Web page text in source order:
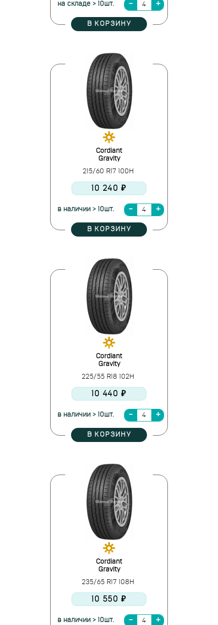
на складе > 10шт.
В КОРЗИНУ
Cordiant
Gravity
215/60 R17 100H
10 240 ₽
в наличии > 10шт.
В КОРЗИНУ
Cordiant
Gravity
225/55 R18 102H
10 440 ₽
в наличии > 10шт.
В КОРЗИНУ
Cordiant
Gravity
235/65 R17 108H
10 550 ₽
в наличии > 10шт.